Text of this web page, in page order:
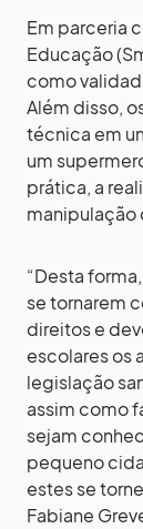
Em parceria
Educação
como
Além disso,
técnica em
um
prática, a
manipulação
“Desta
se tornarem
direitos e
escolares os
legislação
assim como
sejam
pequeno
estes se
Fabiane